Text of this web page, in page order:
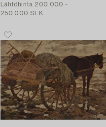
Lähtöhinta 200 000 -
250 000 SEK